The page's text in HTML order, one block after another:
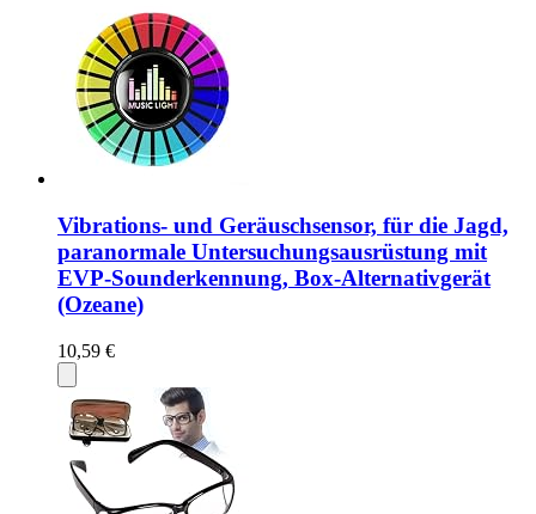
Vibrations- und Geräuschsensor, für die Jagd,
paranormale Untersuchungsausrüstung mit
EVP-Sounderkennung, Box-Alternativgerät
(Ozeane)
10,59 €